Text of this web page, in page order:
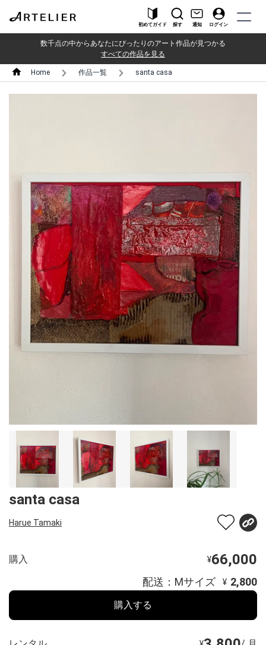
初めてガイド 探す 通知 ログイン
数千点の中からあなたにぴったりのアート作品が見つかる
すべての作品を見る
Home 作品一覧 santa casa
santa casa
Harue Tamaki
購入 ¥66,000
配送：Mサイズ ¥ 2,800
購入する